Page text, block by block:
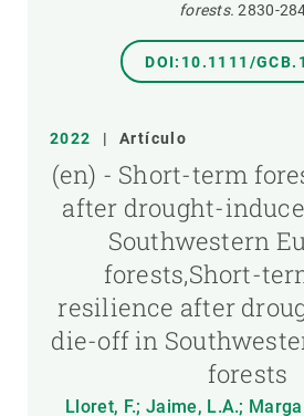
forests. 2830-
DOI:10.1111/
2022 | Artículo
(en) - Short-term
after drought-
Southwestern
forests,Short-
resilience after
die-off in
forests
Lloret, F.; Jaime, L.A.;